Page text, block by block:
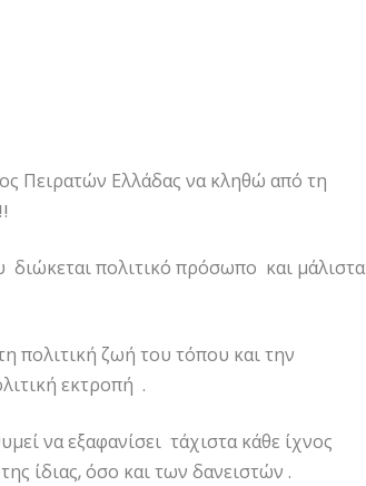
Πειρατών Ελλάδας να κληθώ από τη
πολιτικό πρόσωπο και μάλιστα
πολιτική ζωή του τόπου και την
εκτροπή .
να εξαφανίσει τάχιστα κάθε ίχνος
ίδιας, όσο και των δανειστών .